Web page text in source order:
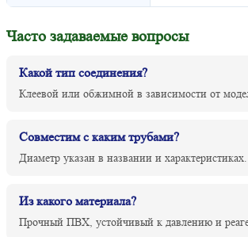
Часто задаваемые вопросы
Какой тип соединения?
Клеевой или обжимной в зависимости от
Совместим с каким трубами?
Диаметр указан в названии и характеристиках.
Из какого материала?
Прочный ПВХ, устойчивый к давлению и